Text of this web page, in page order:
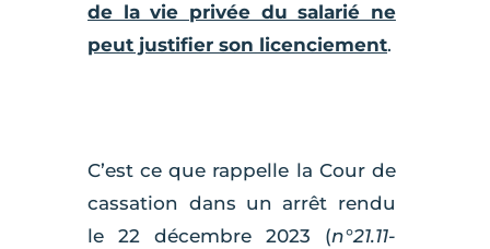
de la vie privée du salarié ne
peut justifier son licenciement.
C’est ce que rappelle la Cour de
cassation dans un arrêt rendu
le 22 décembre 2023 (n°21.11-